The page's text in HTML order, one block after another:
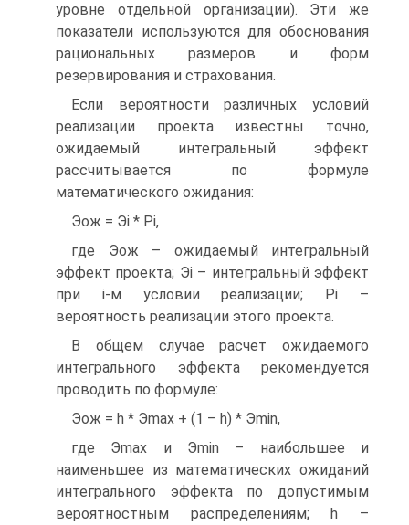
уровне отдельной организации). Эти же
показатели используются для обоснования
рациональных размеров и форм
резервирования и страхования.
Если вероятности различных условий
реализации проекта известны точно,
ожидаемый интегральный эффект
рассчитывается по формуле
математического ожидания:
Эож = Эi * Pi,
где Эож – ожидаемый интегральный
эффект проекта; Эi – интегральный эффект
при i-м условии реализации; Pi –
вероятность реализации этого проекта.
В общем случае расчет ожидаемого
интегрального эффекта рекомендуется
проводить по формуле:
Эож = h * Эmax + (1 – h) * Эmin,
где Эmax и Эmin – наибольшее и
наименьшее из математических ожиданий
интегрального эффекта по допустимым
вероятностным распределениям; h –